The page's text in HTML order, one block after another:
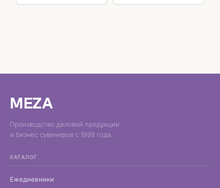
MEZA
Производство деловой продукции
и бизнес сувениров с 1998 года.
КАТАЛОГ
Ежедневники